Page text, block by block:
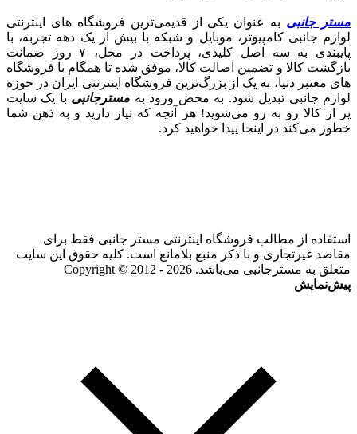
مستر جانبی به عنوان یکی از قدیمی‌ترین فروشگاه های اینترنتی
لوازم جانبی کامپیوتر، موبایل و شبکه با بیش از یک دهه تجربه، با
پایبندی به سه اصل کلیدی، پرداخت در محل، ۷ روز ضمانت
بازگشت کالا و تضمین اصالت کالا، موفق شده تا همگام با فروشگاه‌
های معتبر دنیا، به یک از بزرگ‌ترین فروشگاه اینترنتی ایران در حوزه
لوازم جانبی تبدیل شود. به محض ورود به مسترجانبی با یک سایت
پر از کالا رو به رو می‌شوید! هر آنچه که نیاز دارید و به ذهن شما
خطور می‌کند در اینجا پیدا خواهید کرد.
استفاده از مطالب فروشگاه اینترنتی مستر جانبی فقط برای
مقاصد غیرتجاری و با ذکر منبع بلامانع است. کلیه حقوق این سایت
متعلق به مسترجانبی می‌باشد. Copyright © 2012 - 2026
پیش‌نمایش